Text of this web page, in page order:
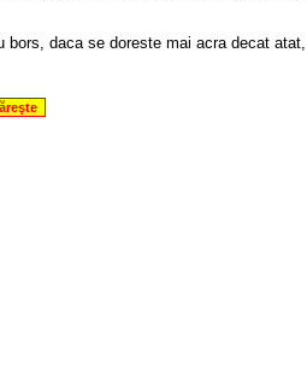
bors, daca se doreste mai acra decat atat,